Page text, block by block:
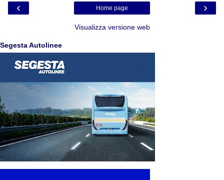
‹ ›
Home page
Visualizza versione web
Segesta Autolinee